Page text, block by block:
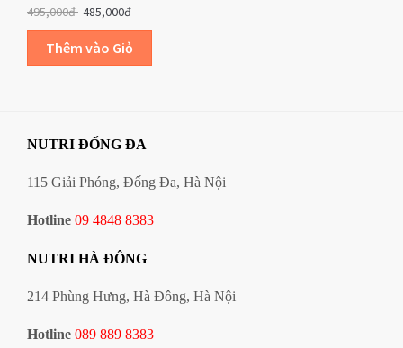
495,000đ 485,000đ
NUTRI ĐỐNG ĐA
115 Giải Phóng, Đống Đa, Hà Nội
Hotline 09 4848 8383
NUTRI HÀ ĐÔNG
214 Phùng Hưng, Hà Đông, Hà Nội
Hotline 089 889 8383